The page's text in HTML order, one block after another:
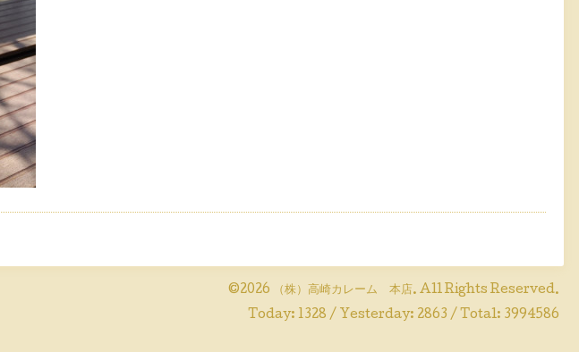
©2026 （株）高崎カレーム 本店. All Rights Reserved.
Today: 1328 / Yesterday: 2863 / Total: 3994586